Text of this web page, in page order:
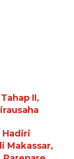
II,
Hadiri
Makassar,